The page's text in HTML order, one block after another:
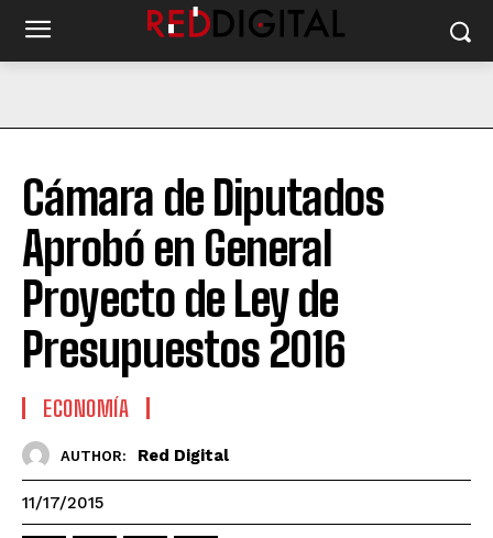
Cámara de Diputados
Aprobó en General
Proyecto de Ley de
Presupuestos 2016
ECONOMÍA
AUTHOR: Red Digital
11/17/2015